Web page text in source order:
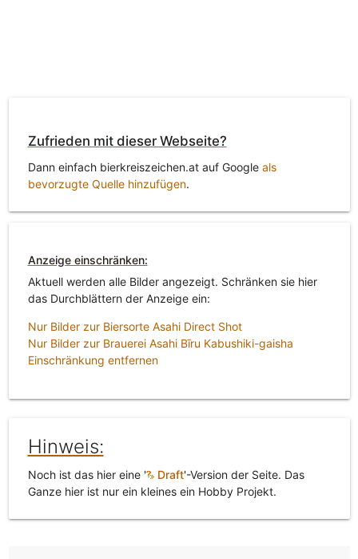
Zufrieden mit dieser Webseite?
Dann einfach bierkreiszeichen.at auf Google als
bevorzugte Quelle hinzufügen.
Anzeige einschränken:
Aktuell werden alle Bilder angezeigt. Schränken sie hier
das Durchblättern der Anzeige ein:
Nur Bilder zur Biersorte Asahi Direct Shot
Nur Bilder zur Brauerei Asahi Bīru Kabushiki-gaisha
Einschränkung entfernen
Hinweis:
Noch ist das hier eine ' Draft'-Version der Seite. Das
Ganze hier ist nur ein kleines ein Hobby Projekt.